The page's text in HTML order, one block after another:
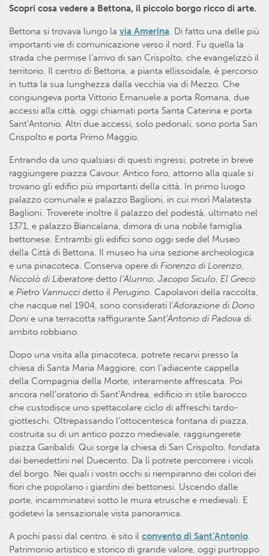
Scopri cosa vedere a Bettona, il piccolo borgo ricco di arte.
Bettona si trovava lungo la via Amerina. Di fatto una delle più
importanti vie di comunicazione verso il nord. Fu quella la
strada che permise l’arrivo di san Crispolto, che evangelizzò il
territorio. Il centro di Bettona, a pianta ellissoidale, è percorso
in tutta la sua lunghezza dalla vecchia via di Mezzo. Che
congiungeva porta Vittorio Emanuele a porta Romana, due
accessi alla città, oggi chiamati porta Santa Caterina e porta
Sant’Antonio. Altri due accessi, solo pedonali, sono porta San
Crispolto e porta Primo Maggio.
Entrando da uno qualsiasi di questi ingressi, potrete in breve
raggiungere piazza Cavour. Antico foro, attorno alla quale si
trovano gli edifici più importanti della città. In primo luogo
palazzo comunale e palazzo Baglioni, in cui morì Malatesta
Baglioni. Troverete inoltre il palazzo del podestà, ultimato nel
1371, e palazzo Biancalana, dimora di una nobile famiglia
bettonese. Entrambi gli edifici sono oggi sede del Museo
della Città di Bettona. Il museo ha una sezione archeologica
e una pinacoteca. Conserva opere di Fiorenzo di Lorenzo,
Niccolò di Liberatore detto l’Alunno, Jacopo Siculo, El Greco
e Pietro Vannuccidetto il Perugino. Capolavori della raccolta,
che nacque nel 1904, sono considerati l’Adorazione di Dono
Donie una terracotta raffigurante Sant’Antonio di Padova di
ambito robbiano.
Dopo una visita alla pinacoteca, potrete recarvi presso la
chiesa di Santa Maria Maggiore, con l’adiacente cappella
della Compagnia della Morte, interamente affrescata. Poi
ancora nell’oratorio di Sant’Andrea, edificio in stile barocco
che custodisce uno spettacolare ciclo di affreschi tardo-
giotteschi. Oltrepassando l’ottocentesca fontana di piazza,
costruita su di un antico pozzo medievale, raggiungerete
piazza Garibaldi. Qui sorge la chiesa di San Crispolto, fondata
dai benedettini nel Duecento. Da lì potrete percorrere i vicoli
del borgo. Nei quali i vostri occhi si riempiranno dei colori dei
fiori che popolano i giardini dei bettonesi. Uscendo dalle
porte, incamminatevi sotto le mura etrusche e medievali. E
godetevi la sensazionale vista panoramica.
A pochi passi dal centro, è sito il convento di Sant’Antonio.
Patrimonio artistico e storico di grande valore, oggi purtroppo